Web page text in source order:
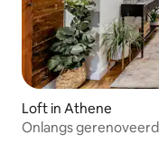
Loft in Athene
Onlangs